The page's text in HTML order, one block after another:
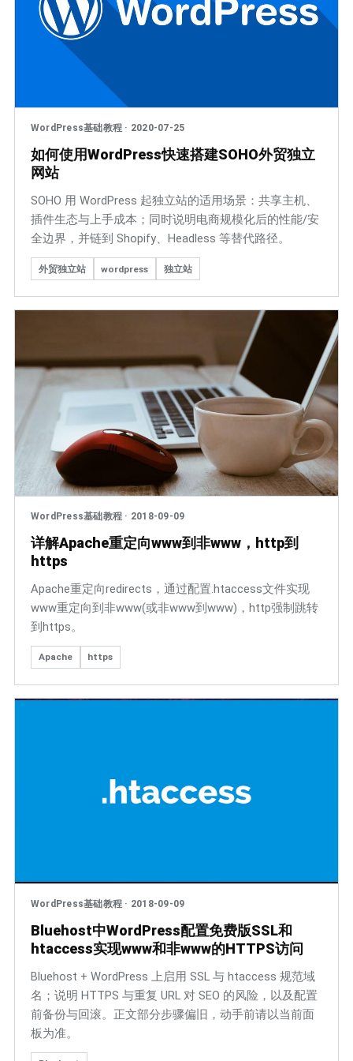
WordPress基础教程 · 2020-07-25
如何使用WordPress快速搭建SOHO外贸独立
网站
SOHO 用 WordPress 起独立站的适用场景：共享主机、
插件生态与上手成本；同时说明电商规模化后的性能/安
全边界，并链到 Shopify、Headless 等替代路径。
外贸独立站 wordpress 独立站
WordPress基础教程 · 2018-09-09
详解Apache重定向www到非www，http到
https
Apache重定向redirects，通过配置.htaccess文件实现
www重定向到非www(或非www到www)，http强制跳转
到https。
Apache https
WordPress基础教程 · 2018-09-09
Bluehost中WordPress配置免费版SSL和
htaccess实现www和非www的HTTPS访问
Bluehost + WordPress 上启用 SSL 与 htaccess 规范域
名；说明 HTTPS 与重复 URL 对 SEO 的风险，以及配置
前备份与回滚。正文部分步骤偏旧，动手前请以当前面
板为准。